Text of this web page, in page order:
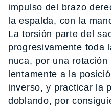
impulso del brazo
la espalda, con la
La torsión parte del
progresivamente toda
nuca, por una
lentamente a la
inverso, y practicar la
doblando, por